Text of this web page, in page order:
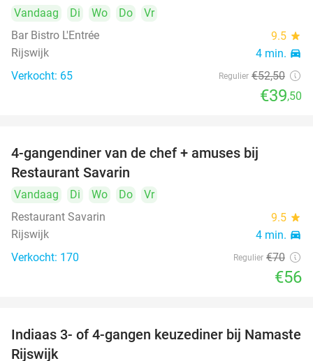
Vandaag Di Wo Do
Vr
Bar Bistro L'Entrée
9.5 star
Rijswijk 4 min. directions_car
Verkocht: 65 Regulier €52,50
€39,50
4-gangendiner van de chef + amuses bij
Restaurant Savarin
Vandaag Di Wo Do
Vr
Restaurant Savarin
9.5 star
Rijswijk 4 min. directions_car
Verkocht: 170 Regulier €70
€56
29%
Indiaas 3- of 4-gangen keuzediner bij Namaste
Rijswijk